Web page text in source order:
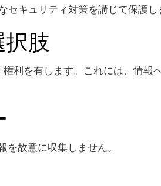
キュリティ対策を講じて保護し
肢
利を有します。これには、情報
故意に収集しません。